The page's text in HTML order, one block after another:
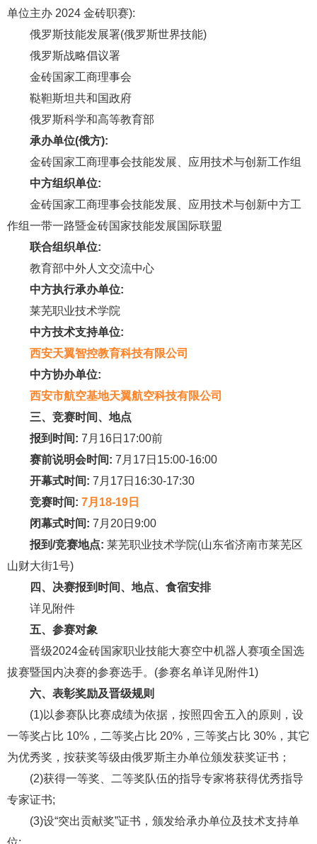
单位主办 2024 金砖职赛):
俄罗斯技能发展署(俄罗斯世界技能)
俄罗斯战略倡议署
金砖国家工商理事会
鞑靼斯坦共和国政府
俄罗斯科学和高等教育部
承办单位(俄方):
金砖国家工商理事会技能发展、应用技术与创新工作组
中方组织单位:
金砖国家工商理事会技能发展、应用技术与创新中方工
作组一带一路暨金砖国家技能发展国际联盟
联合组织单位:
教育部中外人文交流中心
中方执行承办单位:
莱芜职业技术学院
中方技术支持单位:
西安天翼智控教育科技有限公司
中方协办单位:
西安市航空基地天翼航空科技有限公司
三、竞赛时间、地点
报到时间: 7月16日17:00前
赛前说明会时间: 7月17日15:00-16:00
开幕式时间: 7月17日16:30-17:30
竞赛时间: 7月18-19日
闭幕式时间: 7月20日9:00
报到/竞赛地点: 莱芜职业技术学院(山东省济南市莱芜区
山财大街1号)
四、决赛报到时间、地点、食宿安排
详见附件
五、参赛对象
晋级2024金砖国家职业技能大赛空中机器人赛项全国选
拔赛暨国内决赛的参赛选手。(参赛名单详见附件1)
六、表彰奖励及晋级规则
(1)以参赛队比赛成绩为依据，按照四舍五入的原则，设
一等奖占比 10%，二等奖占比 20%，三等奖占比 30%，其它
为优秀奖，按获奖等级由俄罗斯主办单位颁发获奖证书；
(2)获得一等奖、二等奖队伍的指导专家将获得优秀指导
专家证书;
(3)设“突出贡献奖”证书，颁发给承办单位及技术支持单